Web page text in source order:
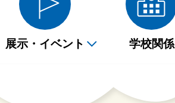
貸出・返却について
Myライブラリの使い方
2階詳細情報
展示・イベント
定例読み聞かせ
学校関係